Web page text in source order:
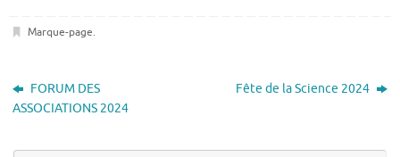
Marque-page.
FORUM DES
ASSOCIATIONS 2024
Fête de la Science 2024